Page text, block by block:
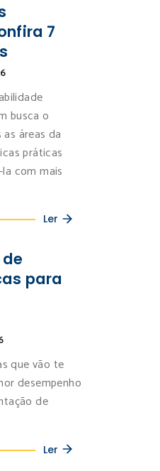
7
busca o
áreas da
práticas
com mais
Ler
para
que vão te
desempenho
de
Ler